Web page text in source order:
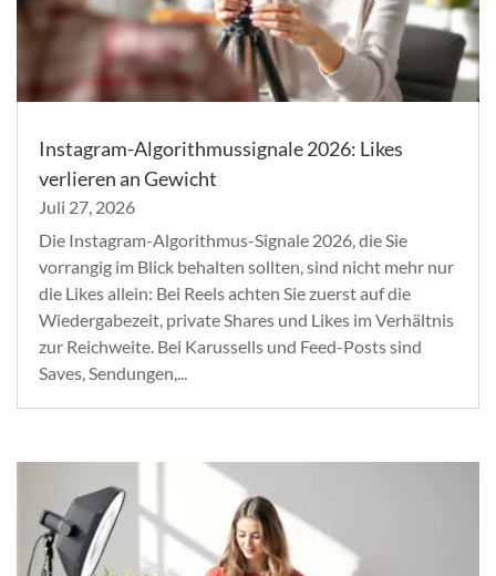
Instagram-Algorithmussignale 2026: Likes
verlieren an Gewicht
Juli 27, 2026
Die Instagram-Algorithmus-Signale 2026, die Sie
vorrangig im Blick behalten sollten, sind nicht mehr nur
die Likes allein: Bei Reels achten Sie zuerst auf die
Wiedergabezeit, private Shares und Likes im Verhältnis
zur Reichweite. Bei Karussells und Feed-Posts sind
Saves, Sendungen,...